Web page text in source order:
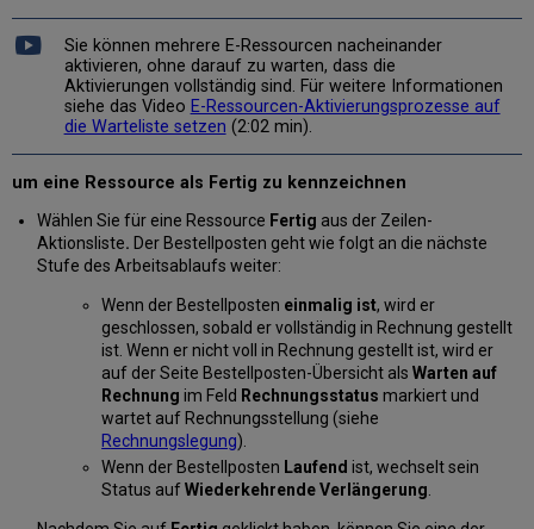
Sie können mehrere E-Ressourcen nacheinander
aktivieren, ohne darauf zu warten, dass die
Aktivierungen vollständig sind. Für weitere Informationen
siehe das Video E-Ressourcen-Aktivierungsprozesse auf
die Warteliste setzen (2:02 min).
um eine Ressource als Fertig zu kennzeichnen
Wählen Sie für eine Ressource Fertig aus der Zeilen-
Aktionsliste. Der Bestellposten geht wie folgt an die nächste
Stufe des Arbeitsablaufs weiter:
Wenn der Bestellposten einmalig ist, wird er
geschlossen, sobald er vollständig in Rechnung gestellt
ist. Wenn er nicht voll in Rechnung gestellt ist, wird er
auf der Seite Bestellposten-Übersicht alsWarten auf
Rechnung im Feld Rechnungsstatus markiert und
wartet auf Rechnungsstellung (siehe
Rechnungslegung).
Wenn der Bestellposten Laufend ist, wechselt sein
Status aufWiederkehrende Verlängerung.